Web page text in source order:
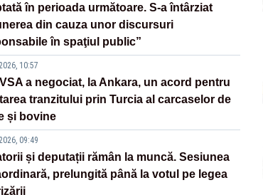
în perioada următoare. S-a întârziat
din cauza unor discursuri
în spaţiul public”
10:57
a negociat, la Ankara, un acord pentru
tranzitului prin Turcia al carcaselor de
și bovine
09:49
și deputații rămân la muncă. Sesiunea
prelungită până la votul pe legea